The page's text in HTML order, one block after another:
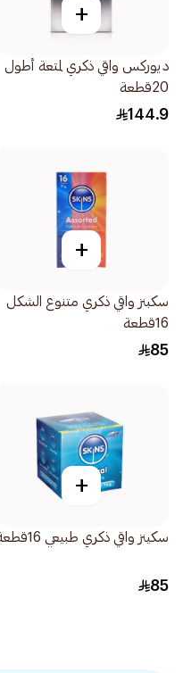
+
ديوركس واقي ذكري لمتعة أطول
20قطعة
144.9
+
سكبنز واقي ذكري متنوع الشكل
16قطعة
85
+
سكينز واقي ذكري طبيعي 16قطعة
85